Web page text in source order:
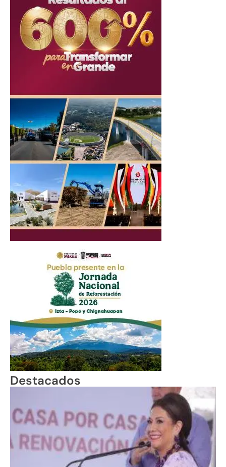
Destacados